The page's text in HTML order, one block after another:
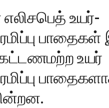
எலிசபெத் உயர்-
உயர்